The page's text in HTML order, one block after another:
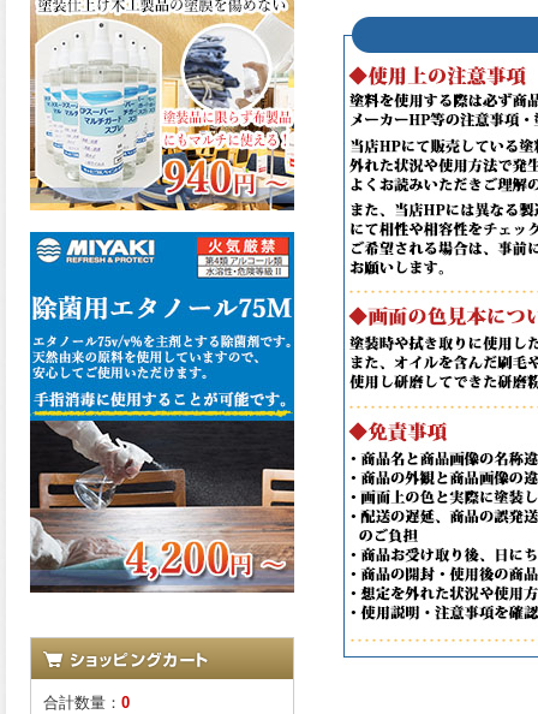
合計数量： 0